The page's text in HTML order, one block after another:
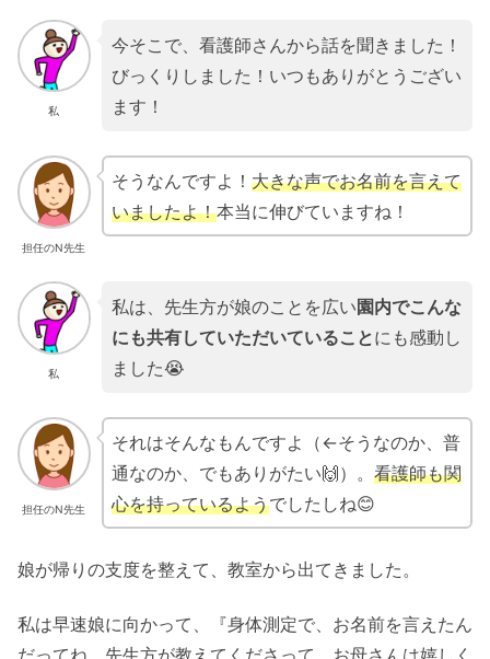
私
今そこで、看護師さんから話を聞きました！
びっくりしました！いつもありがとうござい
ます！
担任のN先生
そうなんですよ！ 大きな声でお名前を言えて
いましたよ！本当に伸びていますね！
私
私は、先生方が娘のことを広い園内でこんな
にも共有していただいていることにも感動し
ました😭
担任のN先生
それはそんなもんですよ（←そうなのか、普
通なのか、でもありがたい🙌）。 看護師も関
心を持っているようでしたしね😊
娘が帰りの支度を整えて、教室から出てきました。
私は早速娘に向かって、『身体測定で、お名前を言えたん